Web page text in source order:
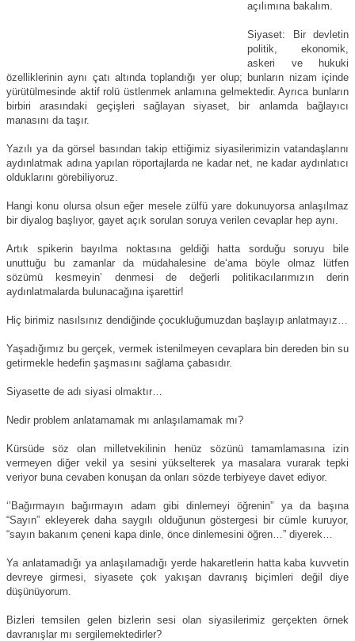
açılımına bakalım.
Siyaset: Bir devletin
politik, ekonomik,
askeri ve hukuki
özelliklerinin aynı çatı altında toplandığı yer olup; bunların nizam içinde
yürütülmesinde aktif rolü üstlenmek anlamına gelmektedir. Ayrıca bunların
birbiri arasındaki geçişleri sağlayan siyaset, bir anlamda bağlayıcı
manasını da taşır.
Yazılı ya da görsel basından takip ettiğimiz siyasilerimizin vatandaşlarını
aydınlatmak adına yapılan röportajlarda ne kadar net, ne kadar aydınlatıcı
olduklarını görebiliyoruz.
Hangi konu olursa olsun eğer mesele zülfü yare dokunuyorsa anlaşılmaz
bir diyalog başlıyor, gayet açık sorulan soruya verilen cevaplar hep aynı.
Artık spikerin bayılma noktasına geldiği hatta sorduğu soruyu bile
unuttuğu bu zamanlar da müdahalesine de‘ama böyle olmaz lütfen
sözümü kesmeyin’ denmesi de değerli politikacılarımızın derin
aydınlatmalarda bulunacağına işarettir!
Hiç birimiz nasılsınız dendiğinde çocukluğumuzdan başlayıp anlatmayız…
Yaşadığımız bu gerçek, vermek istenilmeyen cevaplara bin dereden bin su
getirmekle hedefin şaşmasını sağlama çabasıdır.
Siyasette de adı siyasi olmaktır…
Nedir problem anlatamamak mı anlaşılamamak mı?
Kürsüde söz olan milletvekilinin henüz sözünü tamamlamasına izin
vermeyen diğer vekil ya sesini yükselterek ya masalara vurarak tepki
veriyor buna cevaben konuşan da onları sözde terbiyeye davet ediyor.
‘’Bağırmayın bağırmayın adam gibi dinlemeyi öğrenin” ya da başına
“Sayın” ekleyerek daha saygılı olduğunun göstergesi bir cümle kuruyor,
“sayın bakanım çeneni kapa dinle, önce dinlemesini öğren…” diyerek…
Ya anlatamadığı ya anlaşılamadığı yerde hakaretlerin hatta kaba kuvvetin
devreye girmesi, siyasete çok yakışan davranış biçimleri değil diye
düşünüyorum.
Bizleri temsilen gelen bizlerin sesi olan siyasilerimiz gerçekten örnek
davranışlar mı sergilemektedirler?